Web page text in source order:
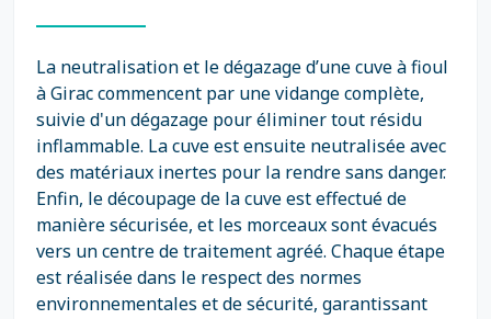
La neutralisation et le dégazage d’une cuve à fioul
à Girac commencent par une vidange complète,
suivie d'un dégazage pour éliminer tout résidu
inflammable. La cuve est ensuite neutralisée avec
des matériaux inertes pour la rendre sans danger.
Enfin, le découpage de la cuve est effectué de
manière sécurisée, et les morceaux sont évacués
vers un centre de traitement agréé. Chaque étape
est réalisée dans le respect des normes
environnementales et de sécurité, garantissant